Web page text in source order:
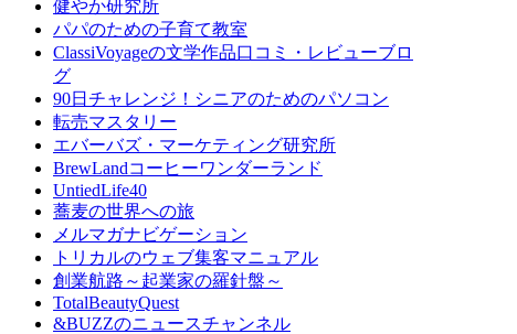
健やか研究所
パパのための子育て教室
ClassiVoyageの文学作品口コミ・レビューブロ
グ
90日チャレンジ！シニアのためのパソコン
転売マスタリー
エバーバズ・マーケティング研究所
BrewLandコーヒーワンダーランド
UntiedLife40
蕎麦の世界への旅
メルマガナビゲーション
トリカルのウェブ集客マニュアル
創業航路～起業家の羅針盤～
TotalBeautyQuest
&BUZZのニュースチャンネル